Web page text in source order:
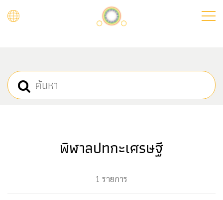
พิฬาลปทกะเศรษฐี
1 รายการ